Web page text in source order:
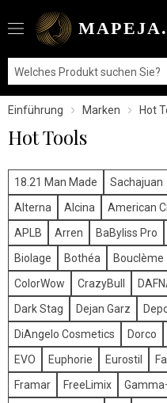
Einführung Marken Hot
Hot Tools
18.21 Man Made Sachajuan
Alterna
Alcina American
APLB
Arren BaByliss Pro
Biolage
Bothéa Bouclème
ColorWow
CrazyBull
Dark Stag
Dejan Garz
DiAngelo Cosmetics
Dorco
EVO
Euphorie Eurostil
Framar
FreeLimix